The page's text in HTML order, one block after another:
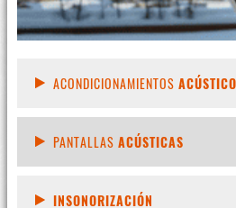
ACONDICIONAMIENTOS
PANTALLAS ACÚSTICAS
INSONORIZACIÓN